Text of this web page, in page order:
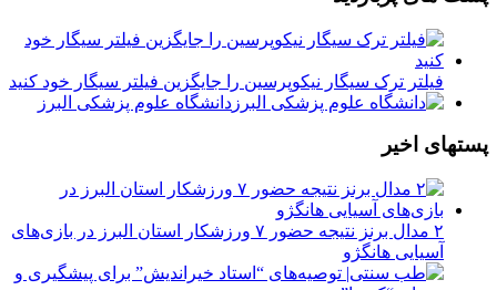
فیلتر ترک سیگار نیکوپرسین را جایگزین فیلتر سیگار خود کنید
دانشگاه علوم پزشکی البرز
پستهای اخیر
۲ مدال برنز نتیجه حضور ۷ ورزشکار استان البرز در بازی‌های
آسیایی هانگژو